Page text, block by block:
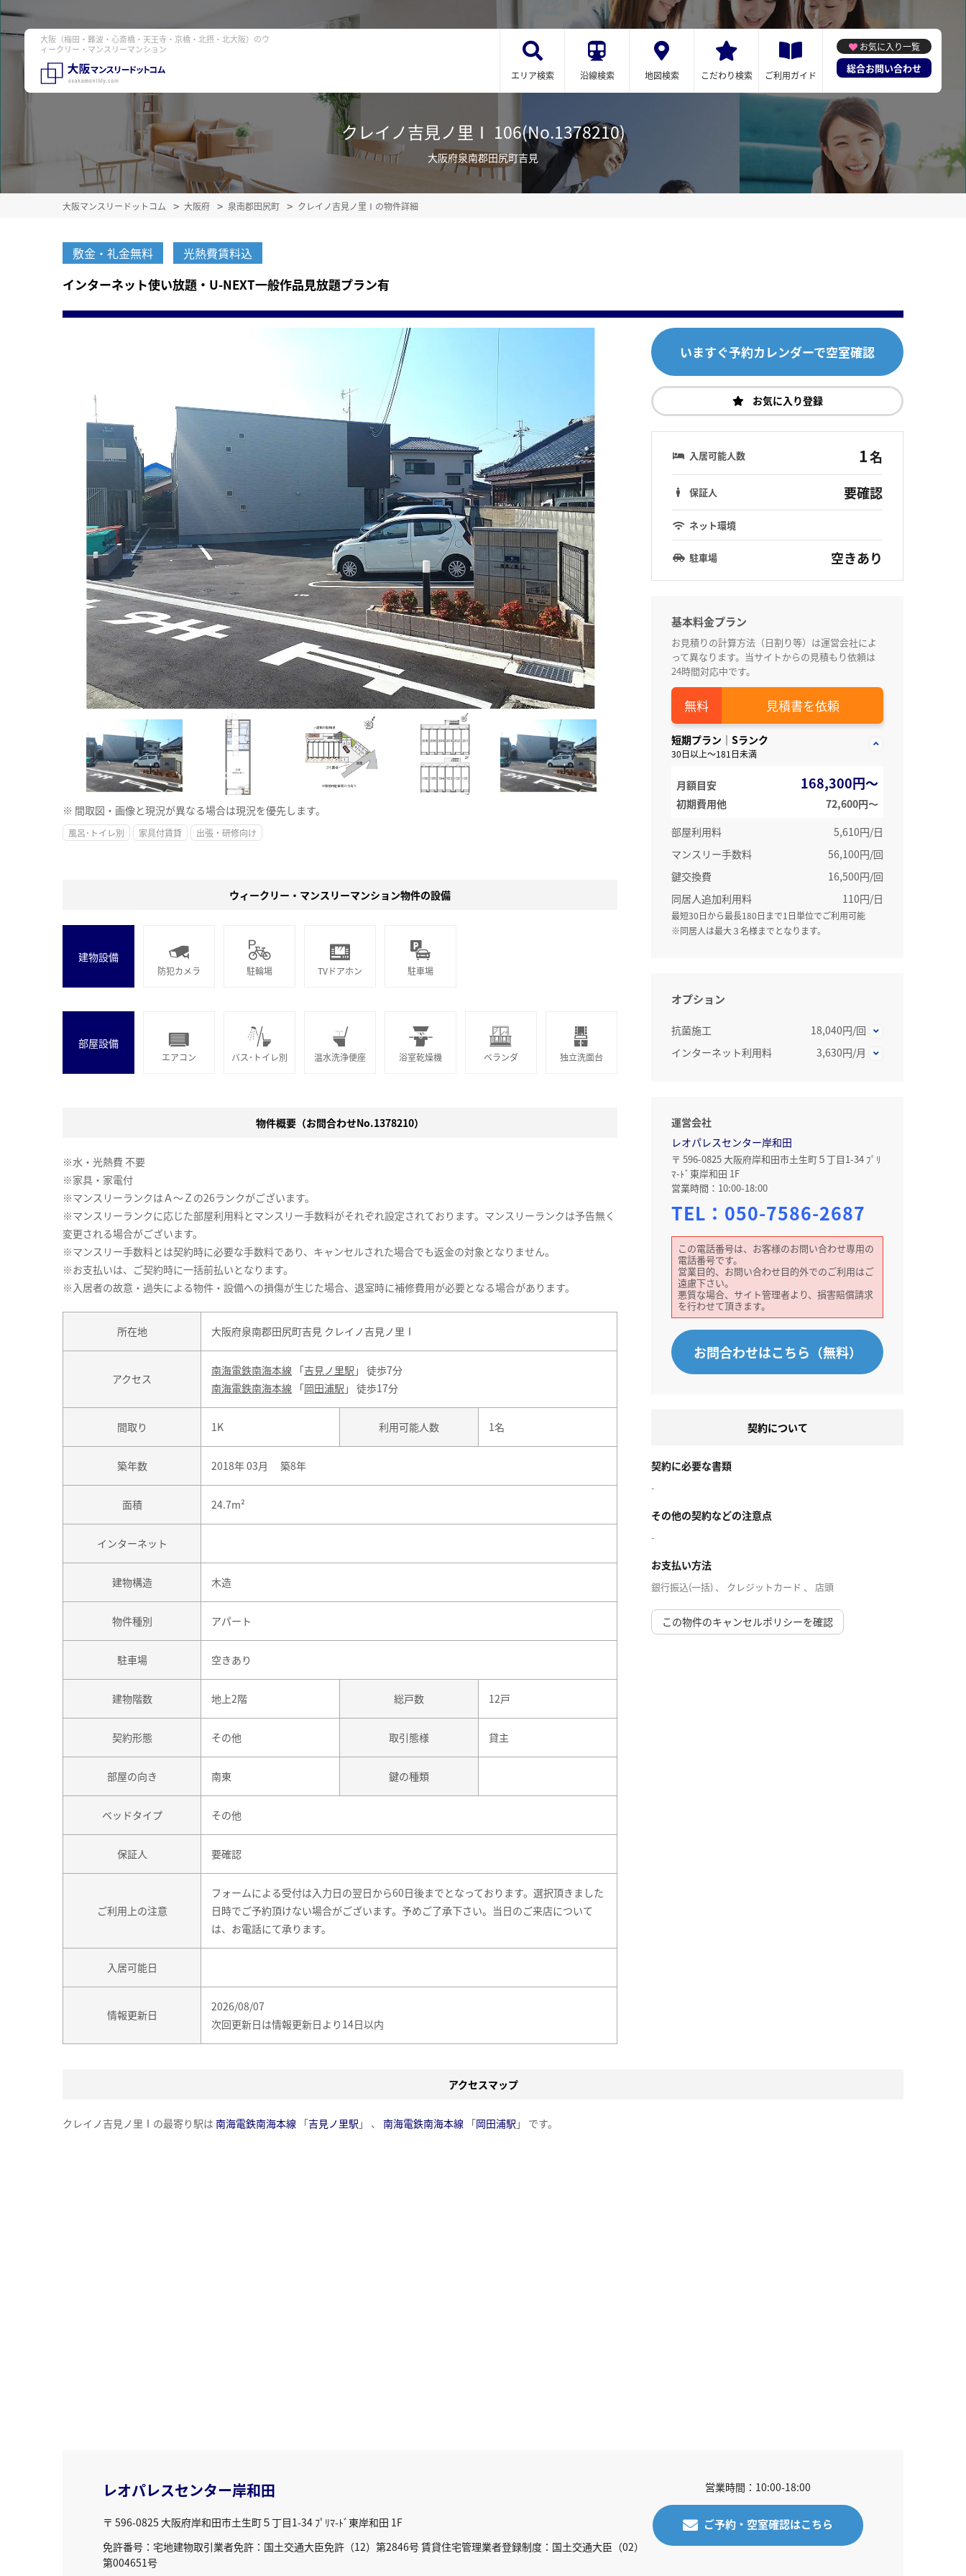
大阪（梅田・難波・心斎橋・天王寺・京橋・北摂・北大阪）のウ
ィークリー・マンスリーマンション
エリア検索 沿線検索 地図検索 こだわり検索 ご利用ガイド
お気に入り一覧
総合お問い合わせ
クレイノ吉見ノ里Ⅰ 106(No.1378210)
大阪府泉南郡田尻町吉見
大阪マンスリードットコム 大阪府 泉南郡田尻町 クレイノ吉見ノ里Ⅰの物件詳細
敷金・礼金無料 光熱費賃料込
インターネット使い放題・U-NEXT一般作品見放題プラン有
※ 間取図・画像と現況が異なる場合は現況を優先します。
風呂･トイレ別 家具付賃貸 出張・研修向け
いますぐ予約カレンダーで空室確認
お気に入り登録
入居可能人数 1名
保証人 要確認
ネット環境
駐車場 空きあり
基本料金プラン
お見積りの計算方法（日割り等）は運営会社によ
って異なります。当サイトからの見積もり依頼は
24時間対応中です。
見積書を依頼
短期プラン｜Sランク
30日以上～181日未満
月額目安 168,300円～
初期費用他
72,600円〜
部屋利用料
5,610円/日
マンスリー手数料
56,100円/回
鍵交換費
16,500円/回
同居人追加利用料
110円/日
最短30日から最長180日まで1日単位でご利用可能
※同居人は最大３名様までとなります。
オプション
抗菌施工
18,040円/回
インターネット利用料
3,630円/月
運営会社
レオパレスセンター岸和田
〒 596-0825 大阪府岸和田市土生町５丁目1-34 ﾌﾟﾘ
ﾏ-ﾄﾞ東岸和田 1F
営業時間：10:00-18:00
TEL： 050-7586-2687
この電話番号は、お客様のお問い合わせ専用の
電話番号です。
営業目的、お問い合わせ目的外でのご利用はご
遠慮下さい。
悪質な場合、サイト管理者より、損害賠償請求
を行わせて頂きます。
お問合わせはこちら（無料）
契約について
契約に必要な書類
-
その他の契約などの注意点
-
お支払い方法
銀行振込(一括) 、 クレジットカード 、 店頭
この物件のキャンセルポリシーを確認
ウィークリー・マンスリーマンション物件の設備
建物設備
防犯カメラ 駐輪場 TVドアホン 駐車場
部屋設備
エアコン バス･トイレ別 温水洗浄便座 浴室乾燥機 ベランダ 独立洗面台
物件概要（お問合わせNo.1378210）
※水・光熱費 不要
※家具・家電付
※マンスリーランクはＡ～Ｚの26ランクがございます。
※マンスリーランクに応じた部屋利用料とマンスリー手数料がそれぞれ設定されております。マンスリーランクは予告無く
変更される場合がございます。
※マンスリー手数料とは契約時に必要な手数料であり、キャンセルされた場合でも返金の対象となりません。
※お支払いは、ご契約時に一括前払いとなります。
※入居者の故意・過失による物件・設備への損傷が生じた場合、退室時に補修費用が必要となる場合があります。
所在地 大阪府泉南郡田尻町吉見 クレイノ吉見ノ里Ⅰ
アクセス
南海電鉄南海本線 「吉見ノ里駅 」 徒歩7分
南海電鉄南海本線 「岡田浦駅 」 徒歩17分
間取り 1K 利用可能人数 1名
築年数 2018年 03月 築8年
面積 24.7m²
インターネット
建物構造 木造
物件種別 アパート
駐車場 空きあり
建物階数 地上2階 総戸数 12戸
契約形態 その他 取引態様 貸主
部屋の向き 南東 鍵の種類
ベッドタイプ その他
保証人 要確認
ご利用上の注意
フォームによる受付は入力日の翌日から60日後までとなっております。選択頂きました
日時でご予約頂けない場合がございます。予めご了承下さい。当日のご来店について
は、お電話にて承ります。
入居可能日
情報更新日
2026/08/07
次回更新日は情報更新日より14日以内
アクセスマップ
クレイノ吉見ノ里Ⅰの最寄り駅は 南海電鉄南海本線 「吉見ノ里駅 」 、 南海電鉄南海本線 「岡田浦駅 」 です。
レオパレスセンター岸和田
〒 596-0825 大阪府岸和田市土生町５丁目1-34 ﾌﾟﾘﾏ-ﾄﾞ東岸和田 1F
免許番号：宅地建物取引業者免許：国土交通大臣免許（12）第2846号 賃貸住宅管理業者登録制度：国土交通大臣（02）
第004651号
営業時間：10:00-18:00
ご予約・空室確認はこちら